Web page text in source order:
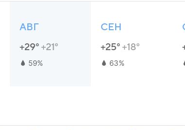
АВГ
+29°+21°
59%
СЕН
+25°+18°
63%